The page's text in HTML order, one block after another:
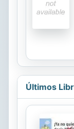
Últimos